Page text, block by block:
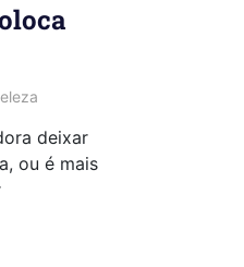
deixar
ou é mais